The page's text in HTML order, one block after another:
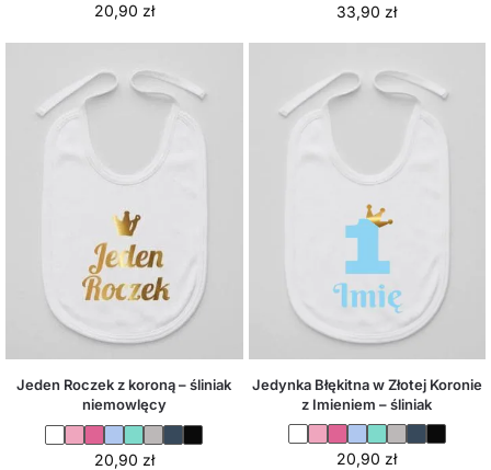
20,90 zł 33,90 zł
Jeden Roczek z koroną – śliniak
niemowlęcy
20,90 zł
Jedynka Błękitna w Złotej Koronie
z Imieniem – śliniak
20,90 zł